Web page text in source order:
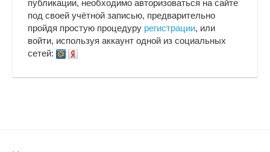
публикации, необходимо авторизоваться на сайте
под своей учётной записью, предварительно
пройдя простую процедуру регистрации, или
войти, используя аккаунт одной из социальных
сетей: